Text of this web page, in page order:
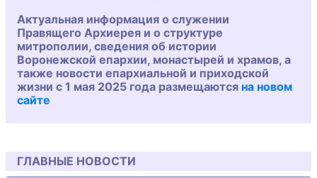
Актуальная информация о служении
Правящего Архиерея и о структуре
митрополии, сведения об истории
Воронежской епархии, монастырей и храмов, а
также новости епархиальной и приходской
жизни с 1 мая 2025 года размещаются на новом
сайте
ГЛАВНЫЕ НОВОСТИ